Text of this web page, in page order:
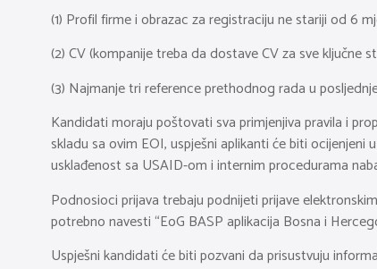
(1) Profil firme i obrazac za registraciju ne stariji od 6
(2) CV (kompanije treba da dostave CV za sve ključne
(3) Najmanje tri reference prethodnog rada u
Kandidati moraju poštovati sva primjenjiva pravila i
skladu sa ovim EOI, uspješni aplikanti će biti
usklađenost sa USAID-om i internim procedurama
Podnosioci prijava trebaju podnijeti prijave
potrebno navesti “EoG BASP aplikacija Bosna i
Uspješni kandidati će biti pozvani da prisustvuju